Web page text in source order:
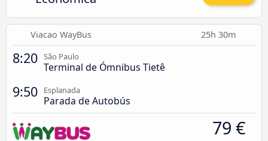
Viacao WayBus 25h 30m
8:20 São Paulo
Terminal de Ómnibus Tietê
9:50 Esplanada
Parada de Autobús
79 €